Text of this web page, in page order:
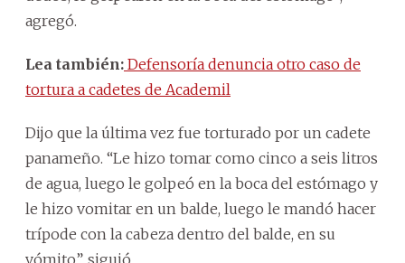
agregó.
Lea también: Defensoría denuncia otro caso de
tortura a cadetes de Academil
Dijo que la última vez fue torturado por un cadete
panameño. “Le hizo tomar como cinco a seis litros
de agua, luego le golpeó en la boca del estómago y
le hizo vomitar en un balde, luego le mandó hacer
trípode con la cabeza dentro del balde, en su
vómito”, siguió.